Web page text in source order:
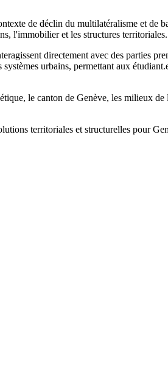
de déclin du multilatéralisme et de
l'immobilier et les structures territoriales.
directement avec des parties
urbains, permettant aux
le canton de Genève, les milieux
territoriales et structurelles pour